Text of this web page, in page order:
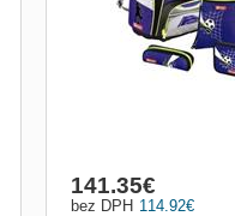
polstrovaním - ľahká
stabilný tvar aktovky -
114.92€
bez DPH
141.35€